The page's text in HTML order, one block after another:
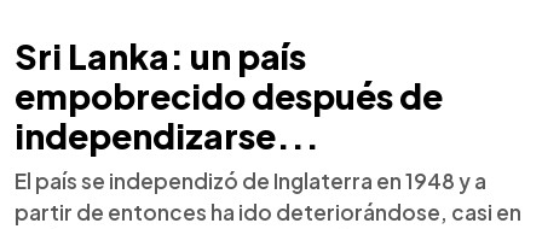
Sri Lanka: un país
empobrecido después de
independizarse...
El país se independizó de Inglaterra en 1948 y a
partir de entonces ha ido deteriorándose, casi en